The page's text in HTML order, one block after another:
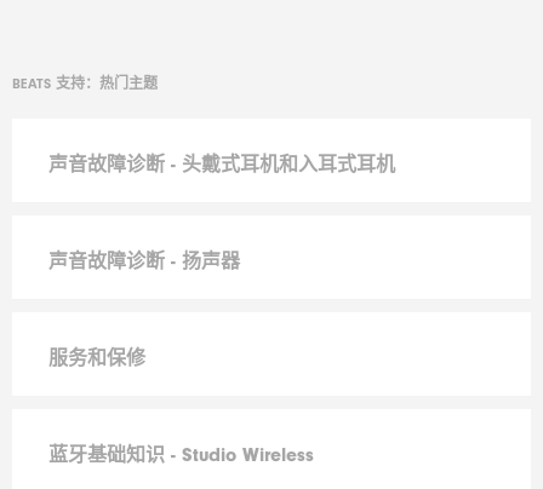
BEATS 支持：热门主题
声音故障诊断 - 头戴式耳机和入耳式耳机
声音故障诊断 - 扬声器
服务和保修
蓝牙基础知识 - Studio Wireless